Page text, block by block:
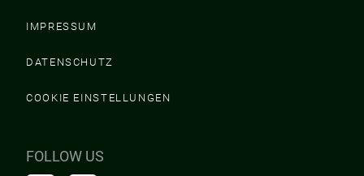
IMPRESSUM
DATENSCHUTZ
COOKIE EINSTELLUNGEN
FOLLOW US